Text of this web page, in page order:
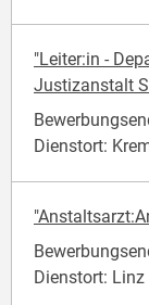
"Leiter:in -
Justizanstalt
Dienstort:
Dienstort: Linz